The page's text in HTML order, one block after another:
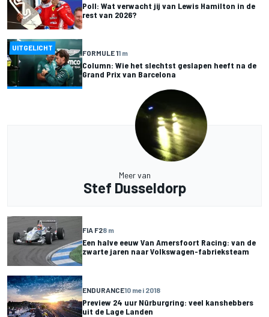
Poll: Wat verwacht jij van Lewis Hamilton in de
rest van 2026?
UITGELICHT
FORMULE 11 m
Column: Wie het slechtst geslapen heeft na de
Grand Prix van Barcelona
Meer van
Stef Dusseldorp
FIA F28 m
Een halve eeuw Van Amersfoort Racing: van de
zwarte jaren naar Volkswagen-fabrieksteam
ENDURANCE10 mei 2018
Preview 24 uur Nürburgring: veel kanshebbers
uit de Lage Landen